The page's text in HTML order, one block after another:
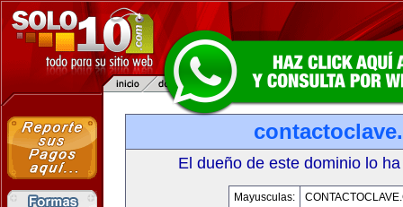
El dueño de este dominio lo
Mayusculas: